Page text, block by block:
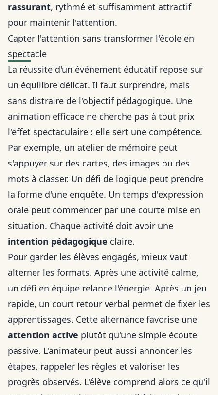
rassurant, rythmé et suffisamment attractif
pour maintenir l'attention.
Capter l'attention sans transformer l'école en
spectacle
La réussite d'un événement éducatif repose sur
un équilibre délicat. Il faut surprendre, mais
sans distraire de l'objectif pédagogique. Une
animation efficace ne cherche pas à tout prix
l'effet spectaculaire : elle sert une compétence.
Par exemple, un atelier de mémoire peut
s'appuyer sur des cartes, des images ou des
mots à classer. Un défi de logique peut prendre
la forme d'une enquête. Un temps d'expression
orale peut commencer par une courte mise en
situation. Chaque activité doit avoir une
intention pédagogique claire.
Pour garder les élèves engagés, mieux vaut
alterner les formats. Après une activité calme,
un défi en équipe relance l'énergie. Après un jeu
rapide, un court retour verbal permet de fixer les
apprentissages. Cette alternance favorise une
attention active plutôt qu'une simple écoute
passive. L'animateur peut aussi annoncer les
étapes, rappeler les règles et valoriser les
progrès observés. L'élève comprend alors ce qu'il